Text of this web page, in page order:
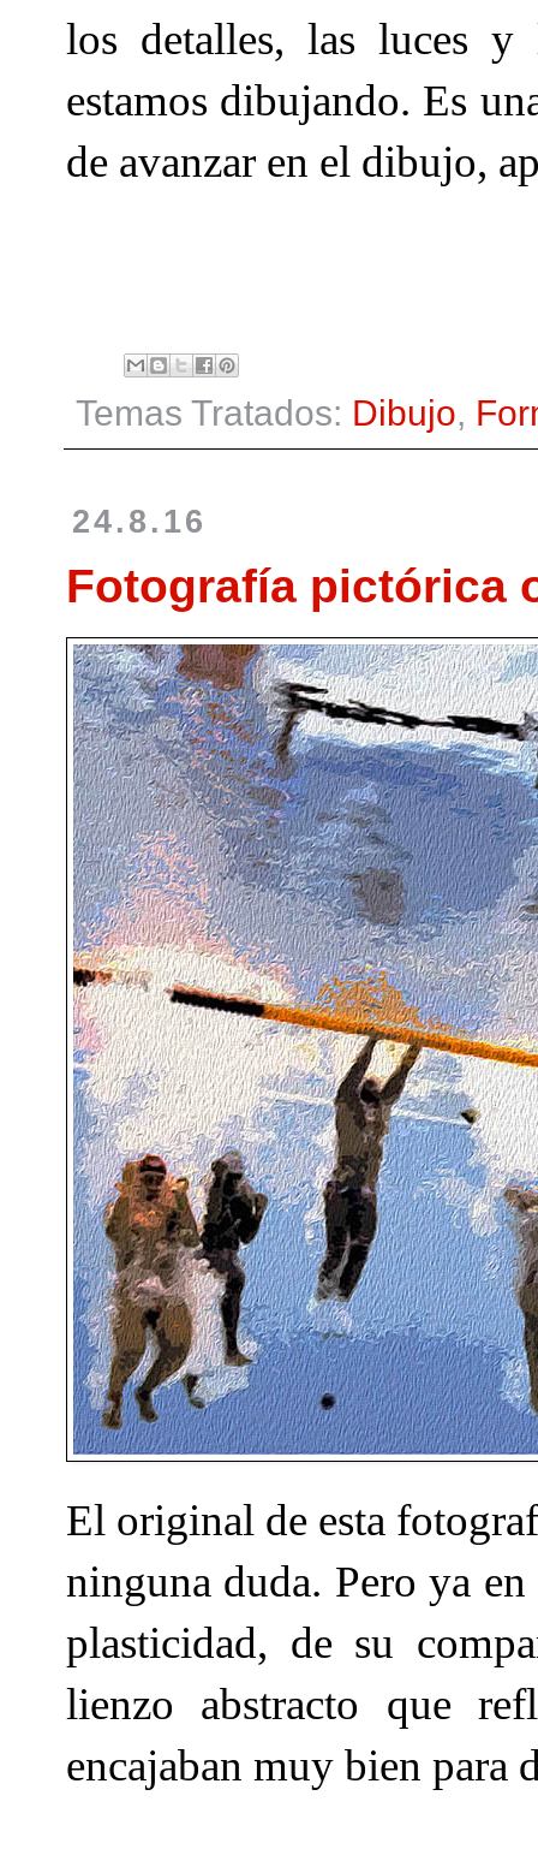
los detalles, las luces y
estamos dibujando. Es
de avanzar en el dibujo,
Temas Tratados: Dibujo,
24.8.16
Fotografía pictórica
El original de esta
ninguna duda. Pero ya
plasticidad, de su
lienzo abstracto que
encajaban muy bien para